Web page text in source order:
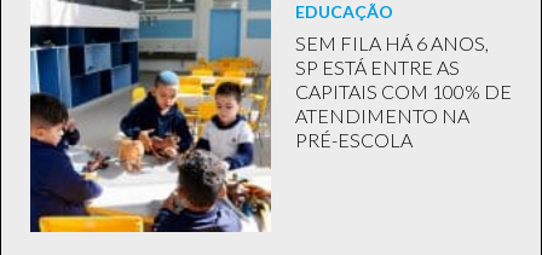
EDUCAÇÃO
SEM FILA HÁ 6 ANOS,
SP ESTÁ ENTRE AS
CAPITAIS COM 100% DE
ATENDIMENTO NA
PRÉ-ESCOLA